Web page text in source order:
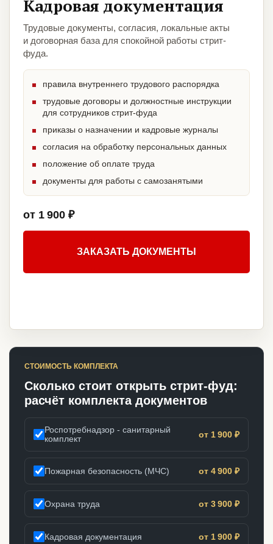
Кадровая документация
Трудовые документы, согласия, локальные акты
и договорная база для спокойной работы стрит-
фуда.
правила внутреннего трудового распорядка
трудовые договоры и должностные инструкции
для сотрудников стрит-фуда
приказы о назначении и кадровые журналы
согласия на обработку персональных данных
положение об оплате труда
документы для работы с самозанятыми
от 1 900 ₽
ЗАКАЗАТЬ ДОКУМЕНТЫ
СТОИМОСТЬ КОМПЛЕКТА
Сколько стоит открыть стрит-фуд:
расчёт комплекта документов
Роспотребнадзор - санитарный
комплект
от 1 900 ₽
Пожарная безопасность (МЧС) от 4 900 ₽
Охрана труда от 3 900 ₽
Кадровая документация от 1 900 ₽